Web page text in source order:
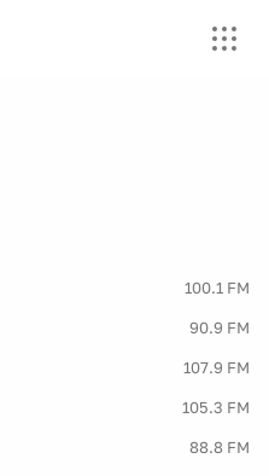
100.1 FM
90.9 FM
107.9 FM
105.3 FM
88.8 FM